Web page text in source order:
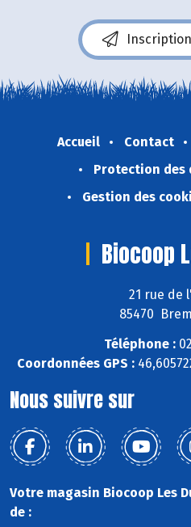
Accueil Contact
Protection des
Gestion des
Biocoop
21 rue de
85470
Téléphone :
Coordonnées GPS :
Nous suivre sur
Votre magasin Biocoop Les
de :